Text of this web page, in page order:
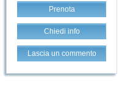
Prenota
Chiedi info
Lascia un commento